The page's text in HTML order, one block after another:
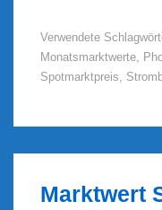
–
Update
Verwendete
Monatsmarktwerte,
Spotmarktpreis,
Marktwert